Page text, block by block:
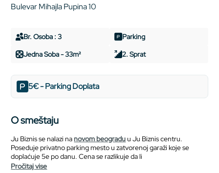
Bulevar Mihajla Pupina 10
Br. Osoba : 3
Parking
Jedna Soba - 33m²
2. Sprat
5€ - Parking Doplata
O smeštaju
Ju Biznis se nalazi nanovom beograduu Ju Biznis centru.
Poseduje privatno parking mesto u zatvorenoj garaži koje se
doplaćuje 5e po danu. Cena se razlikuje da li
pročitaj vise